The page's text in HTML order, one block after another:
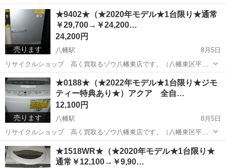
にあるゾウさんの看板のお店です） （※こちらの商品は、引き取り限
定で、現品限りです。） ハイセンス 2ドア冷蔵庫162L 入荷しまし
た。 色：白...
福岡 北九州市 八幡駅 キッチン家電 ハイセンス
売ります
★9402★（★2020年モデル★1台限り★通常
￥29,700→￥24,200…
24,200円
八幡駅
8月5日
リサイクルショップ 高く買取るゾウ八幡東店です。（八幡東区平野
にあるゾウさんの看板のお店です） （※こちらの商品は、引き取り限
定で、現品限りです。） アクア 3ドア冷蔵庫272L 入荷しました。
色：シ...
福岡 北九州市 八幡駅 キッチン家電 AQR
売ります
★0188★（★2022年モデル★1台限り★ジモ
ティー特典あり★）アクア 全自…
12,100円
八幡駅
8月5日
リサイクルショップ 高く買取るゾウ八幡東店です。（八幡東区平野
にあるゾウさんの看板のお店です） ※引取限定（NET決済は行ってお
りません）※ アクア 全自動洗濯機4.5kg 入荷しました。 色：白 ...
福岡 北九州市 生活家電
★1518WR★（★2020年モデル★1台限り★
通常￥12,100→￥9,90…